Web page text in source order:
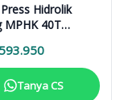
Hidrolik
MPHK 40T
Tanya CS